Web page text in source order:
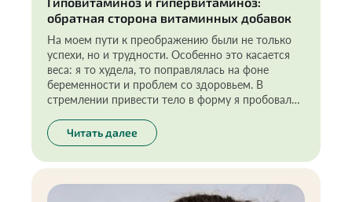
обратная сторона витаминных добавок
На моем пути к преображению были не только
успехи, но и трудности. Особенно это касается
веса: я то худела, то поправлялась на фоне
беременности и проблем со здоровьем. В
стремлении привести тело в форму я пробовала
возвращался… Переломным моментом стало мое
решение провести полный чек-ап организма. Я
выявила дефициты, стала их закрывать.
Читать далее